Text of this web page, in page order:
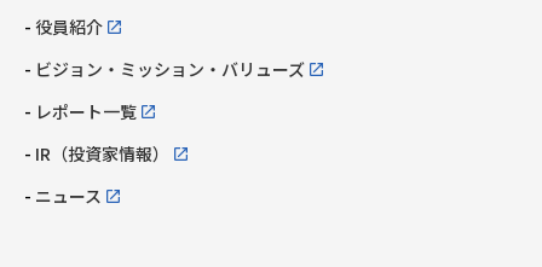
役員紹介
ビジョン・ミッション・ バリューズ
レポート一覧
IR（投資家情報）
ニュース